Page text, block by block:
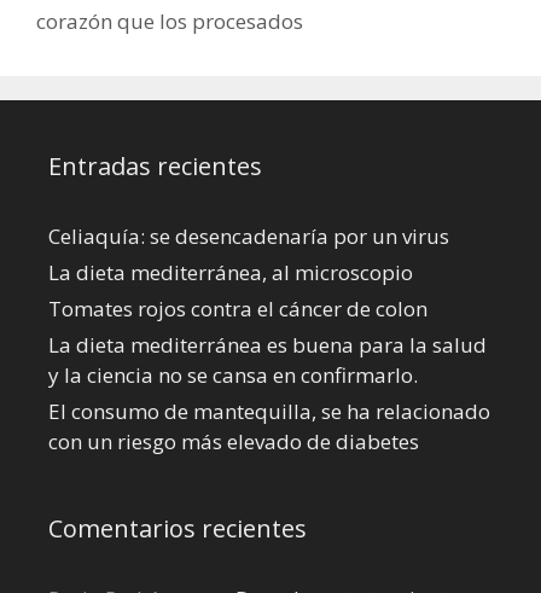
corazón que los procesados
Entradas recientes
Celiaquía: se desencadenaría por un virus
La dieta mediterránea, al microscopio
Tomates rojos contra el cáncer de colon
La dieta mediterránea es buena para la salud
y la ciencia no se cansa en confirmarlo.
El consumo de mantequilla, se ha relacionado
con un riesgo más elevado de diabetes
Comentarios recientes